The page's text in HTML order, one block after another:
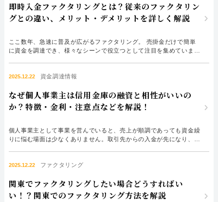
即時入金ファクタリングとは？従来のファクタリン
グとの違い、メリット・デメリットを詳しく解説
ここ数年、急速に普及が広がるファクタリング。 売掛金だけで簡単
に資金を調達でき、様々なシーンで役立つとして注目を集めていま
す。 このメリットを追及するならば、即時入金ファクタリングがお
り、...
2025.12.22 資金調達情報
なぜ個人事業主は信用金庫の融資と相性がいいの
か？特徴・金利・注意点などを解説！
個人事業主として事業を営んでいると、売上が順調であっても資金繰
りに悩む場面は少なくありません。取引先からの入金が先になり、支
「個人事業主では銀行融資は難しい」「法人でなければ信用してもら
2025.12.22 ファクタリング
関東でファクタリングしたい場合どうすればい
い！？関東でのファクタリング方法を解説